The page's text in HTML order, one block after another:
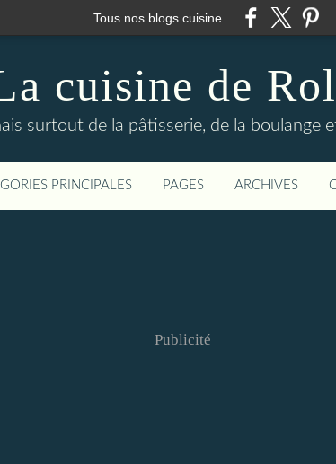
Tous nos blogs cuisine
cuisine de
surtout de la pâtisserie, de la boulange
PRINCIPALES PAGES ARCHIVES
Publicité